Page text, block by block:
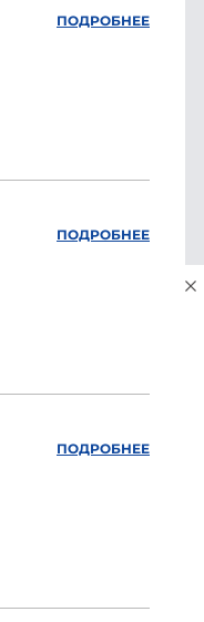
ПОДРОБНЕЕ
ПОДРОБНЕЕ
ПОДРОБНЕЕ